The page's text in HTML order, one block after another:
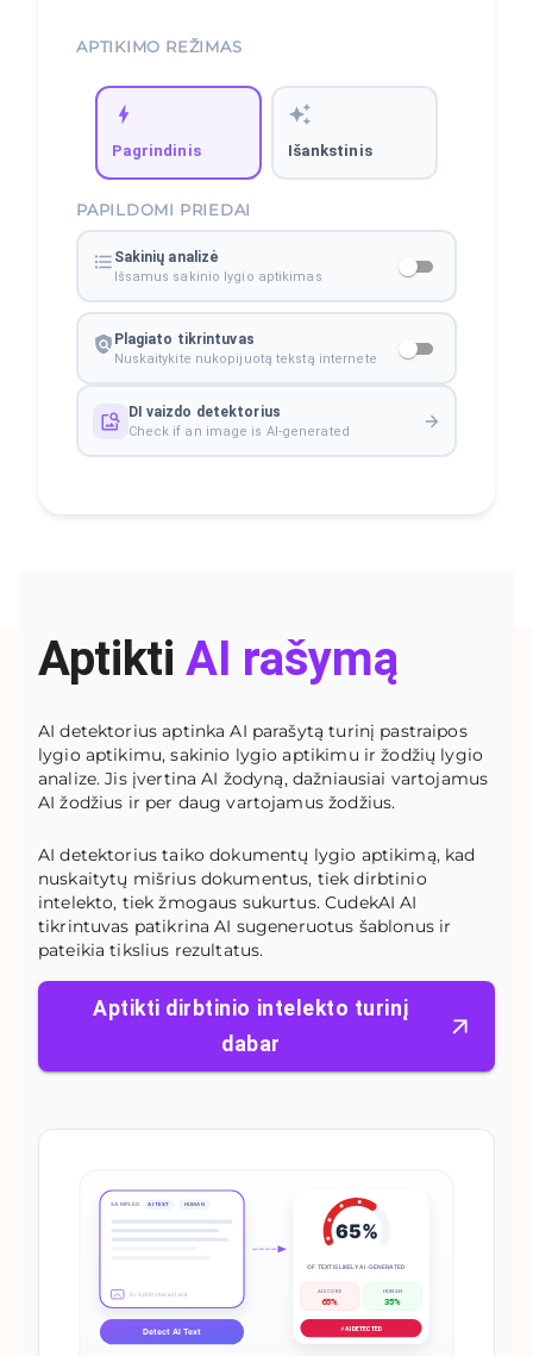
APTIKIMO REŽIMAS
Pagrindinis Išankstinis
PAPILDOMI PRIEDAI
Sakinių analizė
Išsamus sakinio lygio aptikimas
Plagiato tikrintuvas
Nuskaitykite nukopijuotą tekstą internete
DI vaizdo detektorius
Check if an image is AI-generated
Aptikti AI rašymą
AI detektorius aptinka AI parašytą turinį pastraipos
lygio aptikimu, sakinio lygio aptikimu ir žodžių lygio
analize. Jis įvertina AI žodyną, dažniausiai vartojamus
AI žodžius ir per daug vartojamus žodžius.
AI detektorius taiko dokumentų lygio aptikimą, kad
nuskaitytų mišrius dokumentus, tiek dirbtinio
intelekto, tiek žmogaus sukurtus. CudekAI AI
tikrintuvas patikrina AI sugeneruotus šablonus ir
pateikia tikslius rezultatus.
Aptikti dirbtinio intelekto turinį
dabar
SAMPLES: AI TEXT HUMAN
0 / 5,000 characters
Detect AI Text
65%
OF TEXT IS LIKELY AI-GENERATED
AI SCORE
65%
HUMAN
35%
⚡ AI DETECTED